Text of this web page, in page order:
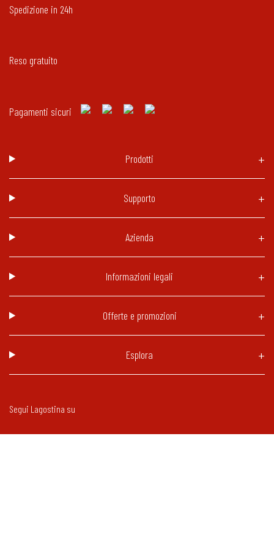
Spedizione in 24h
Reso gratuito
Pagamenti sicuri
Prodotti
Supporto
Azienda
Informazioni legali
Offerte e promozioni
Esplora
Segui Lagostina su